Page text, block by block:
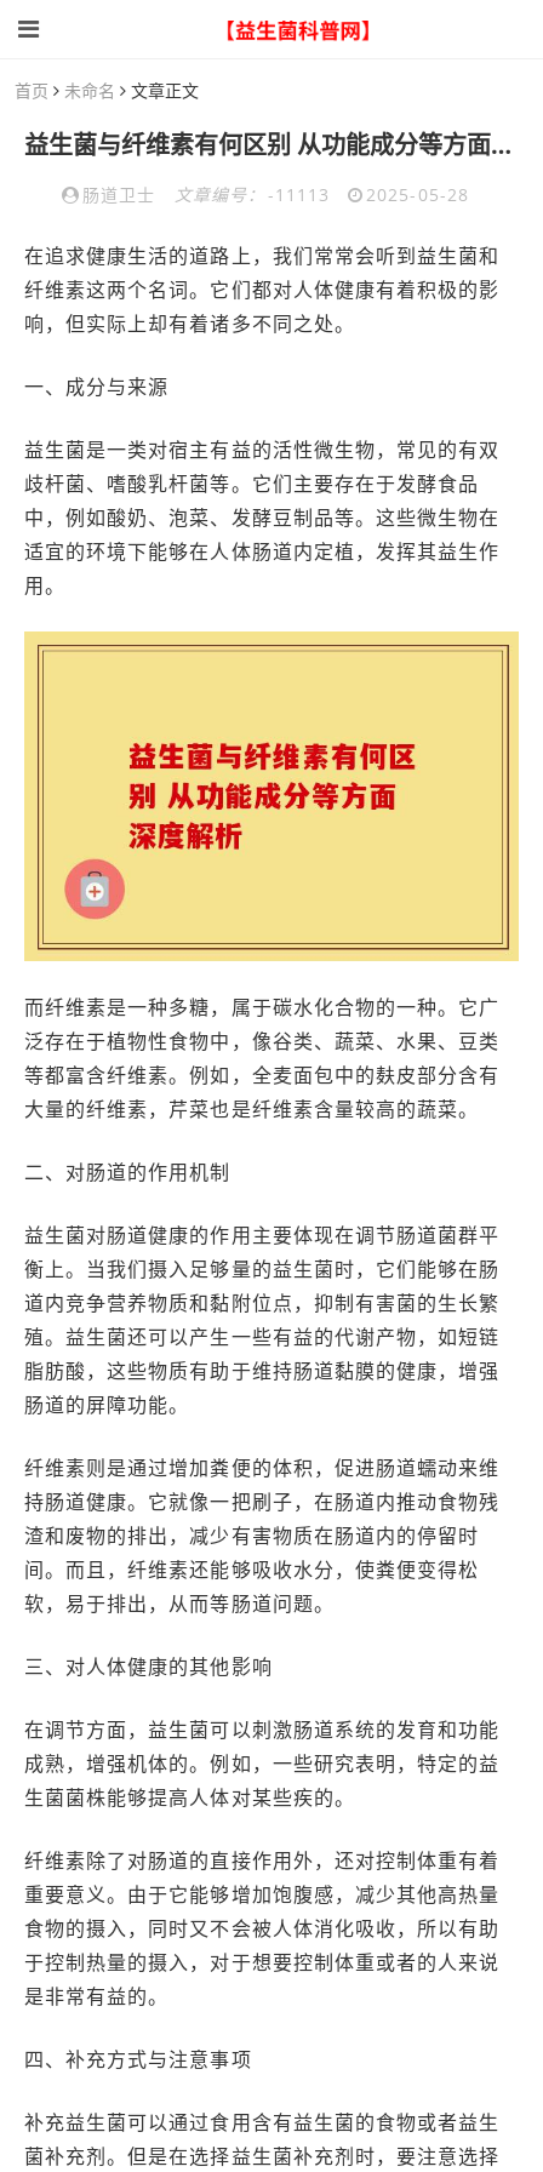
首页 未命名 文章正文
益生菌与纤维素有何区别 从功能成分等方面深度解析
肠道卫士 文章编号： -11113 2025-05-28
在追求健康生活的道路上，我们常常会听到益生菌和
纤维素这两个名词。它们都对人体健康有着积极的影
响，但实际上却有着诸多不同之处。
一、成分与来源
益生菌是一类对宿主有益的活性微生物，常见的有双
歧杆菌、嗜酸乳杆菌等。它们主要存在于发酵食品
中，例如酸奶、泡菜、发酵豆制品等。这些微生物在
适宜的环境下能够在人体肠道内定植，发挥其益生作
用。
而纤维素是一种多糖，属于碳水化合物的一种。它广
泛存在于植物性食物中，像谷类、蔬菜、水果、豆类
等都富含纤维素。例如，全麦面包中的麸皮部分含有
大量的纤维素，芹菜也是纤维素含量较高的蔬菜。
二、对肠道的作用机制
益生菌对肠道健康的作用主要体现在调节肠道菌群平
衡上。当我们摄入足够量的益生菌时，它们能够在肠
道内竞争营养物质和黏附位点，抑制有害菌的生长繁
殖。益生菌还可以产生一些有益的代谢产物，如短链
脂肪酸，这些物质有助于维持肠道黏膜的健康，增强
肠道的屏障功能。
纤维素则是通过增加粪便的体积，促进肠道蠕动来维
持肠道健康。它就像一把刷子，在肠道内推动食物残
渣和废物的排出，减少有害物质在肠道内的停留时
间。而且，纤维素还能够吸收水分，使粪便变得松
软，易于排出，从而等肠道问题。
三、对人体健康的其他影响
在调节方面，益生菌可以刺激肠道系统的发育和功能
成熟，增强机体的。例如，一些研究表明，特定的益
生菌菌株能够提高人体对某些疾的。
纤维素除了对肠道的直接作用外，还对控制体重有着
重要意义。由于它能够增加饱腹感，减少其他高热量
食物的摄入，同时又不会被人体消化吸收，所以有助
于控制热量的摄入，对于想要控制体重或者的人来说
是非常有益的。
四、补充方式与注意事项
补充益生菌可以通过食用含有益生菌的食物或者益生
菌补充剂。但是在选择益生菌补充剂时，要注意选择